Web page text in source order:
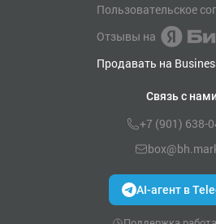
Пользовательское
Отзывы на
Продавать на
Связь с нами
+7 (901) 638-
AI-агент в